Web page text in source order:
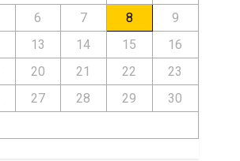
6 7 8
9
13 14 15
16
20 21 22
23
27 28 29
30